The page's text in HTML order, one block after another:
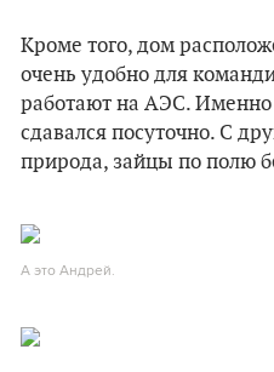
Кроме того, дом
очень удобно для
работают на АЭС.
сдавался посуточно. С
природа, зайцы по полю
А это Андрей.